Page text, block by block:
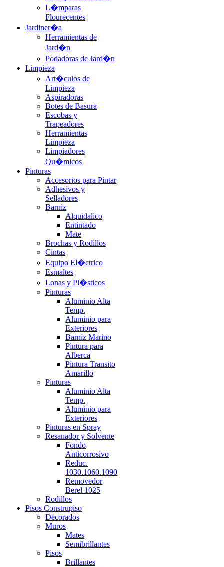
L�mparas
Flourecentes
Jardiner�a
Herramientas de
Jard�n
Podadoras de Jard�n
Limpieza
Art�culos de
Limpieza
Aspiradoras
Botes de Basura
Escobas y
Trapeadores
Herramientas
Limpieza
Limpiadores
Qu�micos
Pinturas
Accesorios para Pintar
Adhesivos y
Selladores
Barniz
Alquidalico
Entintado
Mate
Brochas y Rodillos
Cintas
Equipo El�ctrico
Esmaltes
Lonas y Pl�sticos
Pinturas
Aluminio Alta
Temp.
Aluminio para
Exteriores
Barniz Marino
Pintura para
Alberca
Pintura Transito
Amarillo
Pinturas
Aluminio Alta
Temp.
Aluminio para
Exteriores
Pinturas en Spray
Resanador y Solvente
Fondo
Anticorrosivo
Reduc.
1030.1060.1090
Removedor
Berel 1025
Rodillos
Pisos Construpiso
Decorados
Muros
Mates
Semibrillantes
Pisos
Brillantes